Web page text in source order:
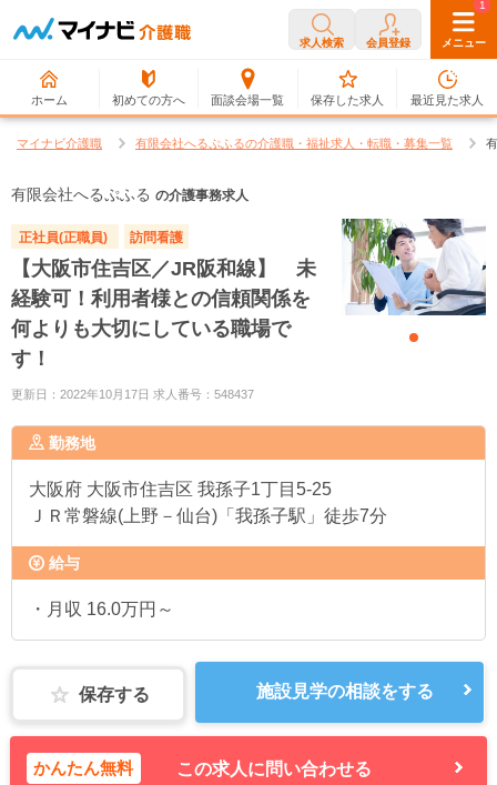
求人検索 会員登録 メニュー
ホーム 初めての方へ 面談会場一覧
0
保存した求人
1
最近見た求人
マイナビ介護職 有限会社へるぷふるの介護職・福祉求人・転職・募集一覧
有限会社へるぷふる の介護事務求人
正社員(正職員) 訪問看護
【大阪市住吉区／JR阪和線】 未
経験可！利用者様との信頼関係を
何よりも大切にしている職場で
す！
更新日：2022年10月17日 求人番号：548437
勤務地
大阪府 大阪市住吉区 我孫子1丁目5-25
ＪＲ常磐線(上野－仙台)「我孫子駅」徒歩7分
給与
・月収 16.0万円～
保存する 施設見学の相談をする
かんたん無料 この求人に問い合わせる